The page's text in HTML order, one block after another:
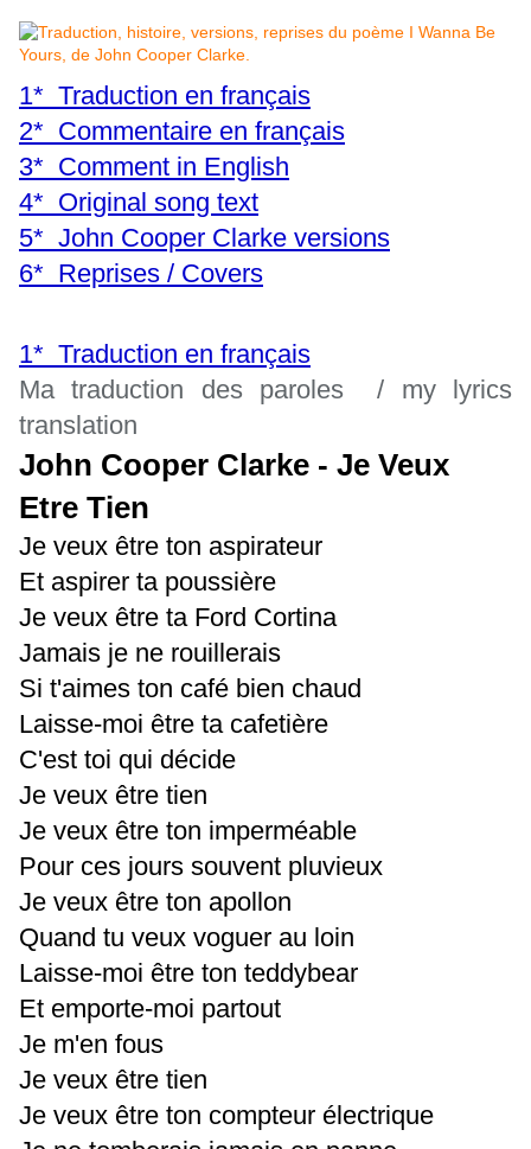
1* Traduction en français
2* Commentaire en français
3* Comment in English
4* Original song text
5* John Cooper Clarke versions
6* Reprises / Covers
1* Traduction en français
Ma traduction des paroles / my lyrics
translation
John Cooper Clarke - Je Veux
Etre Tien
Je veux être ton aspirateur
Et aspirer ta poussière
Je veux être ta Ford Cortina
Jamais je ne rouillerais
Si t'aimes ton café bien chaud
Laisse-moi être ta cafetière
C'est toi qui décide
Je veux être tien
Je veux être ton imperméable
Pour ces jours souvent pluvieux
Je veux être ton apollon
Quand tu veux voguer au loin
Laisse-moi être ton teddybear
Et emporte-moi partout
Je m'en fous
Je veux être tien
Je veux être ton compteur électrique